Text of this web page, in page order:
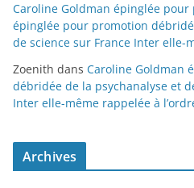
Caroline Goldman épinglée pour
épinglée pour promotion
de science sur France Inter elle-
Zoenith dans Caroline Goldman
débridée de la psychanalyse et
Inter elle-même rappelée à
Archives